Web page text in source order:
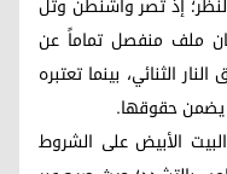
ملف منفصل تماماً عن
الثنائي، بينما تعتبره
يضمن حقوقها.
الأبيض على الشروط